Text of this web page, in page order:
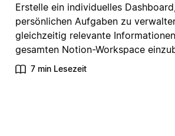
Erstelle ein individuelles
persönlichen Aufgaben zu
gleichzeitig relevante
gesamten Notion-Workspace
7 min Lesezeit